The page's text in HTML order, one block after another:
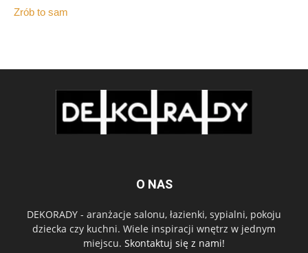
Zrób to sam
O NAS
DEKORADY - aranżacje salonu, łazienki, sypialni, pokoju
dziecka czy kuchni. Wiele inspiracji wnętrz w jednym
miejscu. Skontaktuj się z nami!